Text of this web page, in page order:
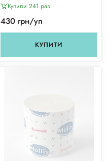
Купили 241 раз
430 грн/уп
КУПИТИ